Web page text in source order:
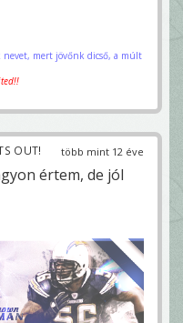
nevet, mert jövőnk dicső, a múlt
több mint 12 éve
OUT!
értem, de jól